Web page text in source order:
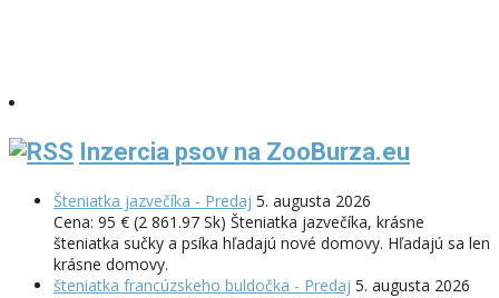
Inzercia psov na ZooBurza.eu
Šteniatka jazvečíka - Predaj 5. augusta 2026
Cena: 95 € (2 861.97 Sk) Šteniatka jazvečíka, krásne
šteniatka sučky a psíka hľadajú nové domovy. Hľadajú sa len
krásne domovy.
šteniatka francúzskeho buldočka - Predaj 5. augusta 2026